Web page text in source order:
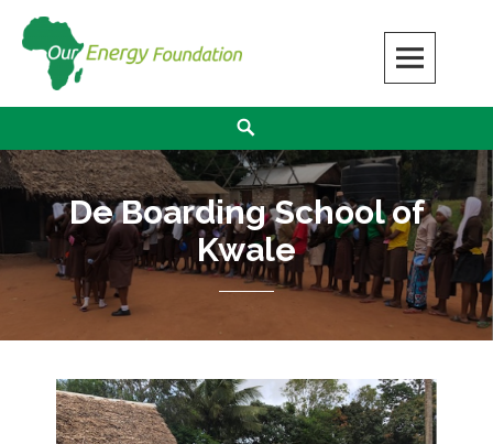
Our Energy Foundation
SOLAR ENERGY MAKES A DIFFERENCE
De Boarding School of
Kwale